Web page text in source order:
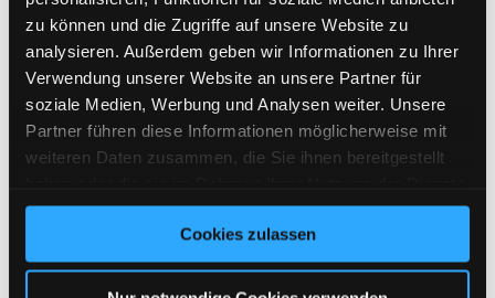
zu können und die Zugriffe auf unsere Website zu
analysieren. Außerdem geben wir Informationen zu Ihrer
Verwendung unserer Website an unsere Partner für
soziale Medien, Werbung und Analysen weiter. Unsere
Partner führen diese Informationen möglicherweise mit
weiteren Daten zusammen, die Sie ihnen bereitgestellt
gesammelt haben. Sie geben Einwilligung zu unseren
Cookies, wenn Sie unsere Webseite weiterhin nutzen.
Cookies zulassen
Kategorie- und Marken-Texte
FAQ autom. erzeugen (ist wichtig für GEO (dh. KI-
SEO))
Meta-Titel & -Beschreibungen
Dynamisches Cross-Selling
Dynamische Startseiteninhalte
Auswertungen, Datenkonsolidierung
Bildinhalt-Erkennung